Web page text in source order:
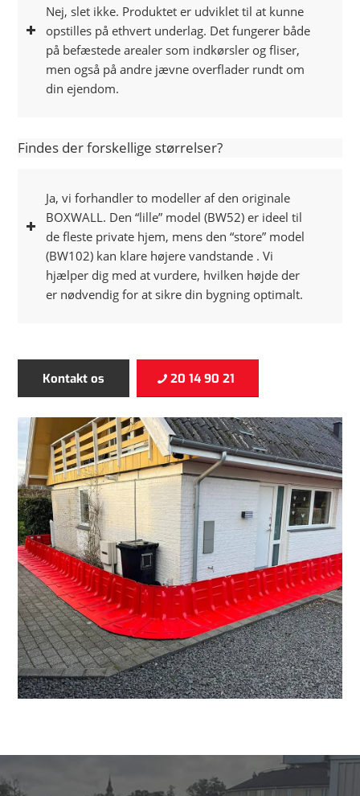
Nej, slet ikke. Produktet er udviklet til at kunne
opstilles på ethvert underlag. Det fungerer både
på befæstede arealer som indkørsler og fliser,
men også på andre jævne overflader rundt om
din ejendom.
Findes der forskellige størrelser?
Ja, vi forhandler to modeller af den originale
BOXWALL. Den “lille” model (BW52) er ideel til
de fleste private hjem, mens den “store” model
(BW102) kan klare højere vandstande . Vi
hjælper dig med at vurdere, hvilken højde der
er nødvendig for at sikre din bygning optimalt.
Kontakt os 20 14 90 21